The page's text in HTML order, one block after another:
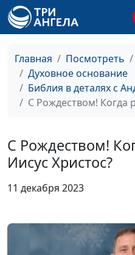
Главная Посмотреть
Духовное основание
Библия в деталях с
С Рождеством! Когда
С Рождеством!
Иисус Христос?
11 декабря 2023
самодовольство
Чистое сердце
Если любишь
Не человеческая
мудрость
Где твоё счастье
Сколько терпения у
Бога